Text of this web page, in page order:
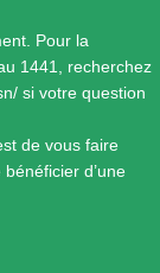
Pour la
1441, recherchez
si votre question
de vous faire
d’une